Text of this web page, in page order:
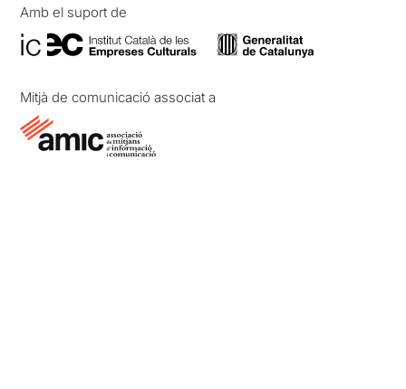
Amb el suport de
Mitjà de comunicació associat a